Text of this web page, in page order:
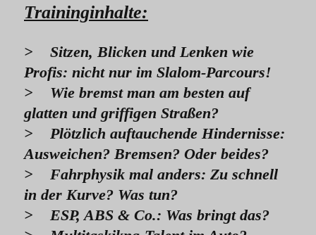
Traininginhalte:
> Sitzen, Blicken und Lenken wie
Profis: nicht nur im Slalom-Parcours!
> Wie bremst man am besten auf
glatten und griffigen Straßen?
> Plötzlich auftauchende Hindernisse:
Ausweichen? Bremsen? Oder beides?
> Fahrphysik mal anders: Zu schnell
in der Kurve? Was tun?
> ESP, ABS & Co.: Was bringt das?